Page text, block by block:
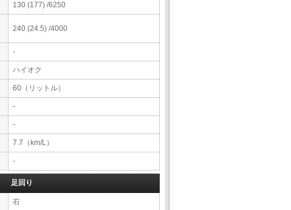
130 (177) /6250
240 (24.5) /4000
-
ハイオク
60（リットル）
-
-
7.7（km/L）
-
足回り
右